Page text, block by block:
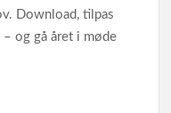
Download, tilpas
og gå året i møde